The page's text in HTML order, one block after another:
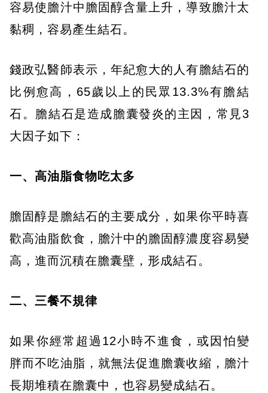
容易使膽汁中膽固醇含量上升，導致膽汁太
黏稠，容易產生結石。
錢政弘醫師表示，年紀愈大的人有膽結石的
比例愈高，65歲以上的民眾13.3%有膽結
石。膽結石是造成膽囊發炎的主因，常見3
大因子如下：
一、高油脂食物吃太多
膽固醇是膽結石的主要成分，如果你平時喜
歡高油脂飲食，膽汁中的膽固醇濃度容易變
高，進而沉積在膽囊壁，形成結石。
二、三餐不規律
如果你經常超過12小時不進食，或因怕變
胖而不吃油脂，就無法促進膽囊收縮，膽汁
長期堆積在膽囊中，也容易變成結石。